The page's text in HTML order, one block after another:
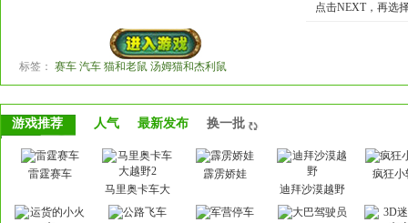
点击NEXT，再选
标签： 赛车 汽车 猫和老鼠 汤姆猫和杰利鼠
游戏推荐 人气 最新发布 换一批
雷霆赛车
马里奥卡车大
霹雳娇娃
迪拜沙漠越野
疯狂小